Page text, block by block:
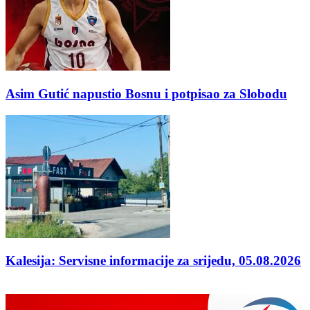
Asim Gutić napustio Bosnu i potpisao za Slobodu
Kalesija: Servisne informacije za srijedu, 05.08.2026